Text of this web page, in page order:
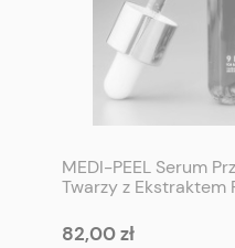
MEDI-PEEL Serum
Twarzy z Ekstraktem
82,00 zł